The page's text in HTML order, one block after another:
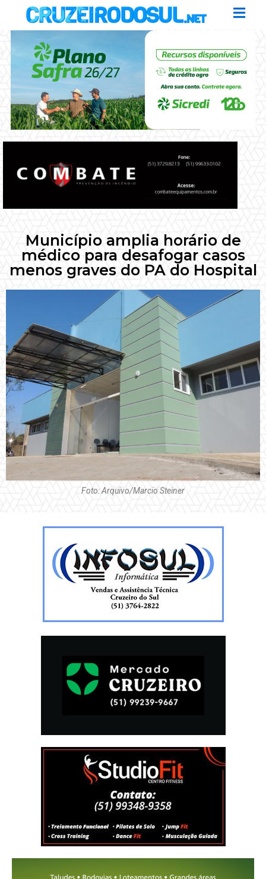
Município amplia horário de
médico para desafogar casos
menos graves do PA do Hospital
Foto: Arquivo/Marcio Steiner